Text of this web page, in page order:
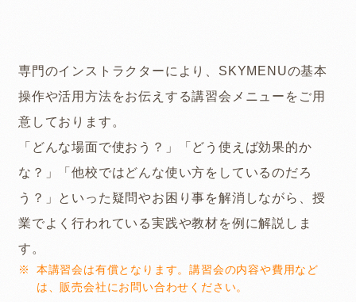
専門のインストラクターにより、SKYMENUの基本
操作や活用方法をお伝えする講習会メニューをご用
意しております。
「どんな場面で使おう？」「どう使えば効果的か
な？」「他校ではどんな使い方をしているのだろ
う？」といった疑問やお困り事を解消しながら、授
業でよく行われている実践や教材を例に解説しま
す。
本講習会は有償となります。講習会の内容や費用など
は、販売会社にお問い合わせください。